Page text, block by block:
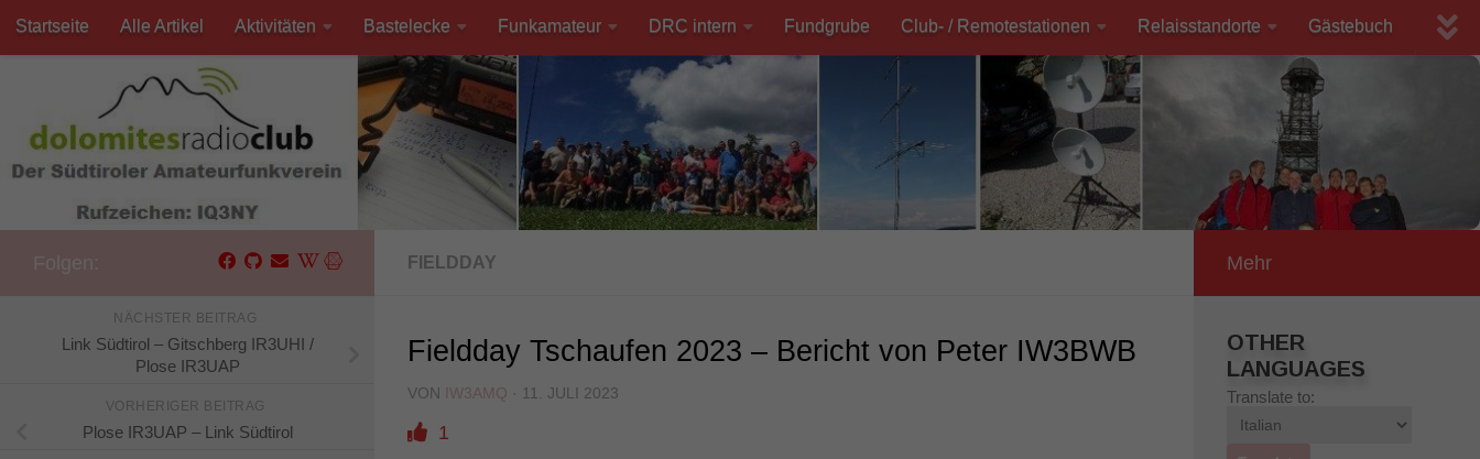
Unter dem Inhalt
Startseite Alle Artikel Aktivitäten Bastelecke Funkamateur DRC intern Fundgrube Club- / Remotestationen Relaisstandorte Gästebuch
FIELDDAY
Fieldday Tschaufen 2023 – Bericht von Peter IW3BWB
VON IW3AMQ · 11. JULI 2023
1
NÄCHSTER BEITRAG
Link Südtirol – Gitschberg IR3UHI /
Plose IR3UAP
VORHERIGER BEITRAG
Plose IR3UAP – Link Südtirol
Mehr
OTHER
LANGUAGES
Translate to: